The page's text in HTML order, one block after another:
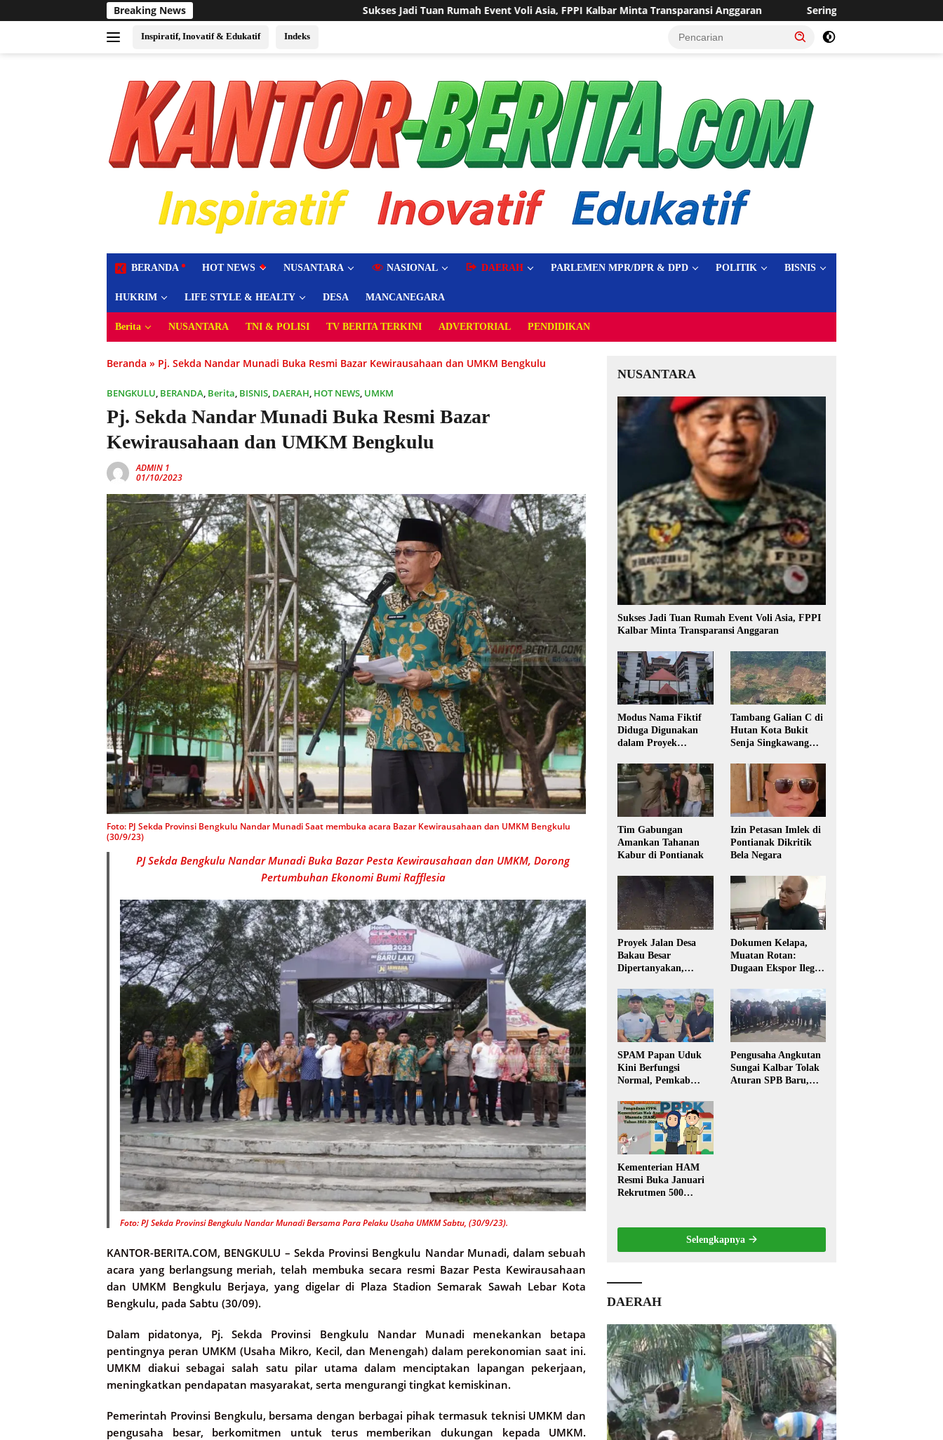
ke
Breaking News Sukses Jadi Tuan Rumah Event Voli Asia, FPPI Kalbar Minta Transparansi Anggaran Sering Dilanda Genangan, Desa Sukaraja Usulkan
Inspiratif, Inovatif & Edukatif Indeks
BERANDA HOT NEWS NUSANTARA NASIONAL DAERAH PARLEMEN MPR/DPR & DPD POLITIK BISNIS
HUKRIM LIFE STYLE & HEALTY DESA MANCANEGARA
Berita NUSANTARA TNI & POLISI TV BERITA TERKINI ADVERTORIAL PENDIDIKAN
Beranda » Pj. Sekda Nandar Munadi Buka Resmi Bazar Kewirausahaan dan UMKM Bengkulu
BENGKULU, BERANDA, Berita, BISNIS, DAERAH, HOT NEWS, UMKM
Pj. Sekda Nandar Munadi Buka Resmi Bazar
Kewirausahaan dan UMKM Bengkulu
ADMIN 1
01/10/2023
Foto: PJ Sekda Provinsi Bengkulu Nandar Munadi Saat membuka acara Bazar Kewirausahaan dan UMKM Bengkulu
(30/9/23)
PJ Sekda Bengkulu Nandar Munadi Buka Bazar Pesta Kewirausahaan dan UMKM, Dorong
Pertumbuhan Ekonomi Bumi Rafflesia
Foto: PJ Sekda Provinsi Bengkulu Nandar Munadi Bersama Para Pelaku Usaha UMKM Sabtu, (30/9/23).
KANTOR-BERITA.COM, BENGKULU – Sekda Provinsi Bengkulu Nandar Munadi, dalam sebuah
acara yang berlangsung meriah, telah membuka secara resmi Bazar Pesta Kewirausahaan
dan UMKM Bengkulu Berjaya, yang digelar di Plaza Stadion Semarak Sawah Lebar Kota
Bengkulu, pada Sabtu (30/09).
Dalam pidatonya, Pj. Sekda Provinsi Bengkulu Nandar Munadi menekankan betapa
pentingnya peran UMKM (Usaha Mikro, Kecil, dan Menengah) dalam perekonomian saat ini.
UMKM diakui sebagai salah satu pilar utama dalam menciptakan lapangan pekerjaan,
meningkatkan pendapatan masyarakat, serta mengurangi tingkat kemiskinan.
Pemerintah Provinsi Bengkulu, bersama dengan berbagai pihak termasuk teknisi UMKM dan
pengusaha besar, berkomitmen untuk terus memberikan dukungan kepada UMKM.
NUSANTARA
Sukses Jadi Tuan Rumah Event Voli Asia, FPPI
Kalbar Minta Transparansi Anggaran
Modus Nama Fiktif
Diduga Digunakan
dalam Proyek
Tambang Galian C di
Hutan Kota Bukit
Senja Singkawang
Tim Gabungan
Amankan Tahanan
Kabur di Pontianak
Izin Petasan Imlek di
Pontianak Dikritik
Bela Negara
Proyek Jalan Desa
Bakau Besar
Dipertanyakan,
dan Transparansi
Pelaksanaan
Pembangunan
Dokumen Kelapa,
Muatan Rotan:
Dugaan Ekspor Ilegal
Publik Kalbar
SPAM Papan Uduk
Kini Berfungsi
Normal, Pemkab
Distribusi Air Bersih
Lancar ke Rumah
Warga
Pengusaha Angkutan
Sungai Kalbar Tolak
Aturan SPB Baru,
Kementerian HAM
Resmi Buka Januari
Rekrutmen 500
Selengkapnya
DAERAH